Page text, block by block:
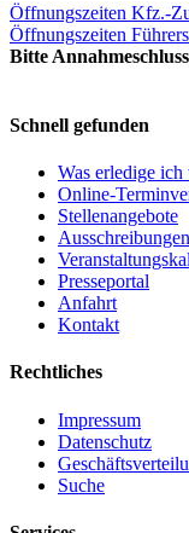
Öffnungszeiten Kfz.-
Öffnungszeiten
Bitte
Schnell gefunden
Was erledige ich
Online-
Stellenangebote
Ausschreibungen
Presseportal
Anfahrt
Kontakt
Rechtliches
Impressum
Datenschutz
Suche